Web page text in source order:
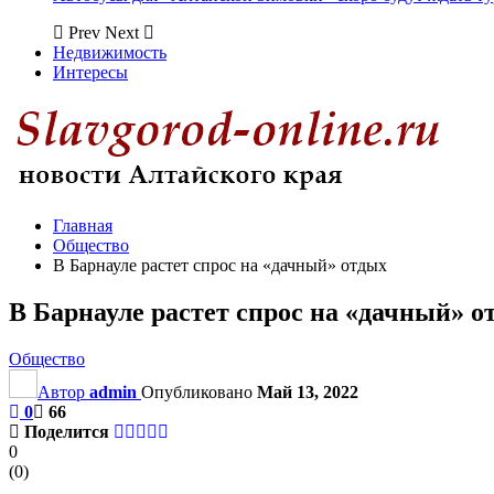
Prev Next
Недвижимость
Интересы
Главная
Общество
В Барнауле растет спрос на «дачный» отдых
В Барнауле растет спрос на «дачный»
Общество
Автор admin Опубликовано Май 13, 2022
0
66
Поделится
0
(0)